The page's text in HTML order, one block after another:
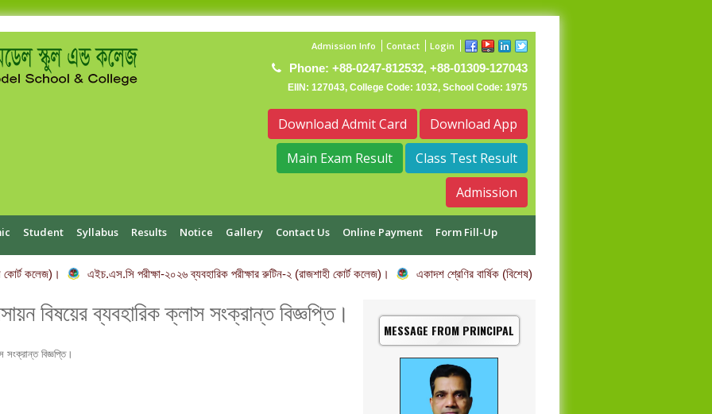
Admission Info Contact Login
Phone: +88-0247-812532, +88-01309-127043
EIIN: 127043, College Code: 1032, School Code: 1975
Download Admit Card
Download App
Main Exam Result
Class Test Result
Admission
Student Syllabus Results Notice Gallery Contact Us Online Payment Form Fill-Up
কলেজ)। এইচ.এস.সি পরীক্ষা-২০২৬ ব্যবহারিক পরীক্ষার রুটিন-২ (রাজশাহী কোর্ট কলেজ)। একাদশ শ্রেণির বার্ষিক (বিশেষ) পরীক্ষার তারিখ পরিবর্তন সম্পর্কিত বিজ্ঞপ্তি।
বিষয়ের ব্যবহারিক ক্লাস সংক্রান্ত বিজ্ঞপ্তি।
সংক্রান্ত বিজ্ঞপ্তি।
MESSAGE FROM PRINCIPAL